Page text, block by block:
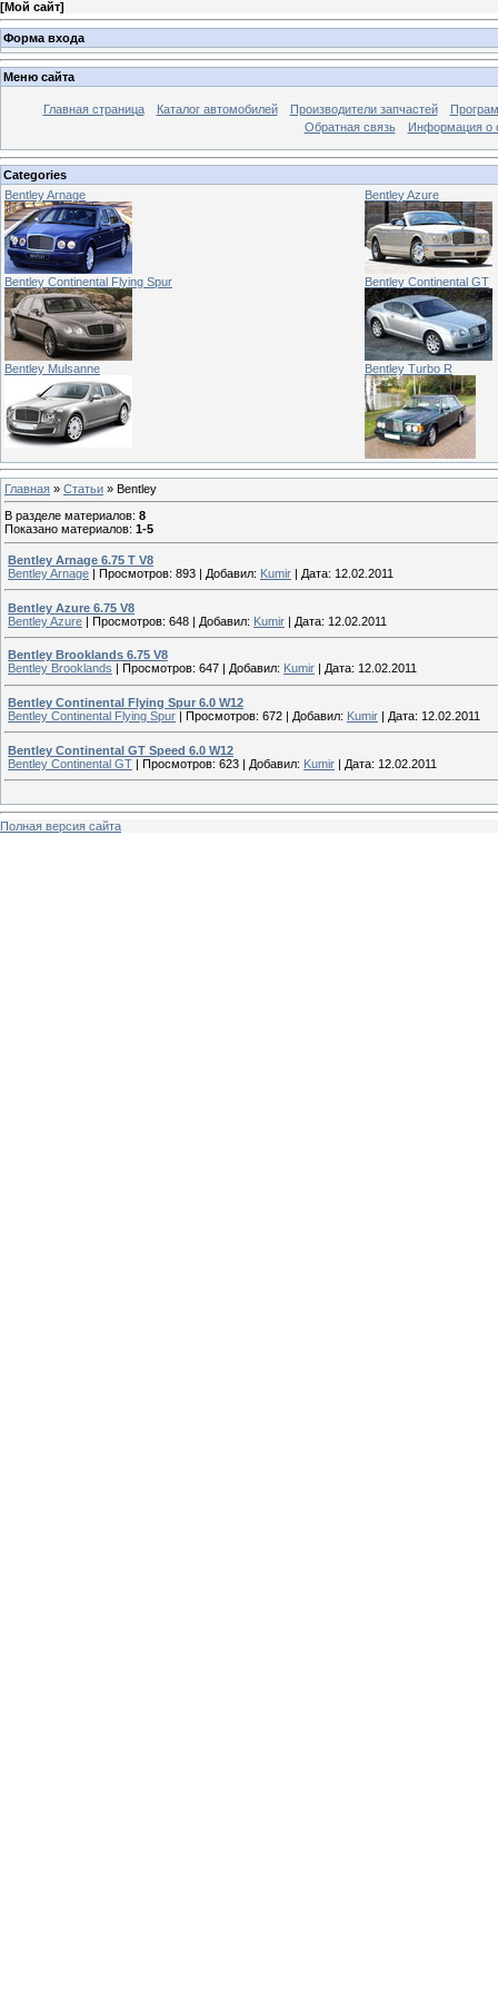
[Мой сайт]
Форма входа
Меню сайта
Главная страница Каталог автомобилей Производители запчастей
Обратная связь
Информация о
Categories
Bentley Arnage
Bentley Azure
Bentley Continental Flying Spur Bentley Continental GT
Bentley Mulsanne Bentley Turbo R
Главная » Статьи » Bentley
В разделе материалов: 8
Показано материалов: 1-5
Bentley Arnage 6.75 T V8
Bentley Arnage | Просмотров: 893 | Добавил: Kumir | Дата: 12.02.2011
Bentley Azure 6.75 V8
Bentley Azure | Просмотров: 648 | Добавил: Kumir | Дата: 12.02.2011
Bentley Brooklands 6.75 V8
Bentley Brooklands
Просмотров: 647 Добавил: Kumir Дата: 12.02.2011
Bentley Continental Flying Spur 6.0 W12
Bentley Continental Flying Spur | Просмотров: 672 | Добавил: Kumir | Дата: 12.02.2011
Bentley Continental GT Speed 6.0 W12
Bentley Continental GT | Просмотров: 623 | Добавил: Kumir | Дата: 12.02.2011
Полная версия сайта